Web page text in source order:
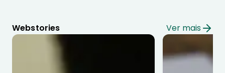
Webstories Ver mais